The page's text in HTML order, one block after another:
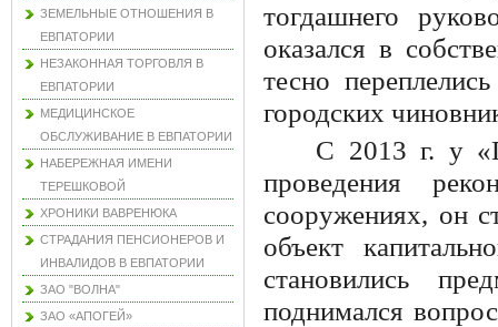
ЗЕМЕЛЬНЫЕ ОТНОШЕНИЯ В
ЕВПАТОРИИ
НЕЗАКОННАЯ ТОРГОВЛЯ В
ЕВПАТОРИИ
МЕДИЦИНСКОЕ
ОБСЛУЖИВАНИЕ В ЕВПАТОРИИ
НАБЕРЕЖНАЯ ИМЕНИ
ТЕРЕШКОВОЙ
ХРОНИКИ ВАВРЕНЮКА
СТРАДАНИЯ ПЕНСИОНЕРОВ И
ИНВАЛИДОВ В ЕВПАТОРИИ
ЗАО "ВОЛНА"
ЗАО «АПОГЕЙ»
тогдашнего
оказался в
тесно
городских
С 2013 г. у
проведения
сооружениях, он
объект
становились
поднимался